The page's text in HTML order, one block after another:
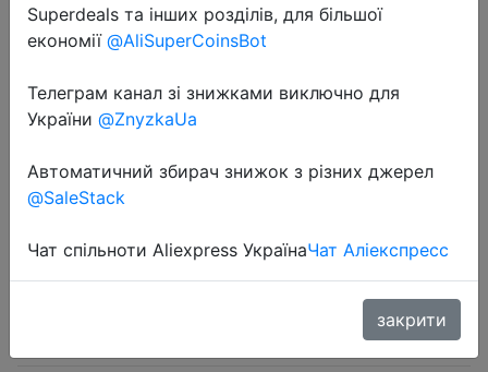
2024-11-03
Up Cat Collar USB Rechargeable
Collar Christmas Decoration Pet
Collar Pet Christmas Gifts
$2.01
"816O1Q66Y8AM"
Superdeals та інших розділів, для більшої
економії @AliSuperCoinsBot
Телеграм канал зі знижками виключно для
України @ZnyzkaUa
Автоматичний збирач знижок з різних джерел
@SaleStack
Чат спільноти Aliexpress УкраїнаЧат Аліекспресс
закрити